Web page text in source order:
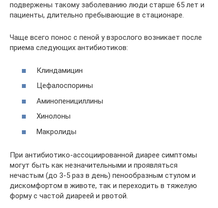
подвержены такому заболеванию люди старше 65 лет и
пациенты, длительно пребывающие в стационаре.
Чаще всего понос с пеной у взрослого возникает после
приема следующих антибиотиков:
Клиндамицин
Цефалоспорины
Аминопенициллины
Хинолоны
Макролиды
При антибиотико-ассоциированной диарее симптомы
могут быть как незначительными и проявляться
нечастым (до 3-5 раз в день) пенообразным стулом и
дискомфортом в животе, так и переходить в тяжелую
форму с частой диареей и рвотой.